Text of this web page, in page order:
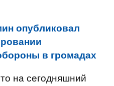
опубликовал
в громадах
на сегодняшний